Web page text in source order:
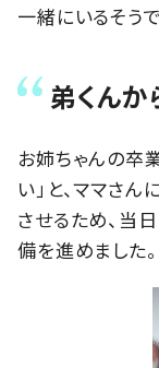
一緒にいるそうで
弟くん
お姉ちゃんの卒
い」と、ママさ
させるため、当
備を進めました。